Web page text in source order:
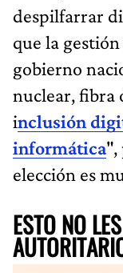
despilfarrar
que la
gobierno
nuclear, fibra
inclusión
informática",
elección es
ESTO NO